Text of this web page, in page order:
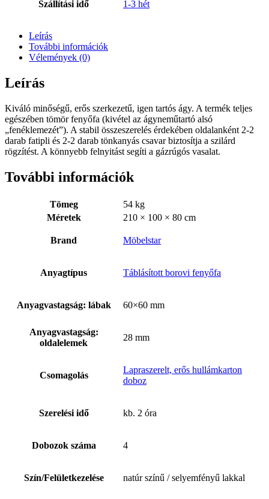
Szállítási idő 1-3 hét
Leírás
További információk
Vélemények (0)
Leírás
Kiváló minőségű, erős szerkezetű, igen tartós ágy. A termék teljes
egészében tömör fenyőfa (kivétel az ágyneműtartó alsó
„fenéklemezét”). A stabil összeszerelés érdekében oldalanként 2-2
darab fatipli és 2-2 darab tönkanyás csavar biztosítja a szilárd
rögzítést. A könnyebb felnyitást segíti a gázrúgós vasalat.
További információk
Tömeg
54 kg
Méretek
210 × 100 × 80 cm
Brand Möbelstar
Anyagtípus Táblásított borovi fenyőfa
Anyagvastagság: lábak 60×60 mm
Anyagvastagság:
oldalelemek
28 mm
Csomagolás
Lapraszerelt, erős hullámkarton
doboz
Szerelési idő kb. 2 óra
Dobozok száma 4
Szín/Felületkezelése natúr színű / selyemfényű lakkal